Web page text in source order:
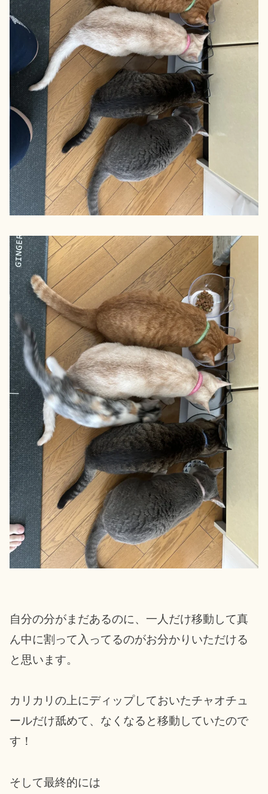
自分の分がまだあるのに、一人だけ移動して真
ん中に割って入ってるのがお分かりいただける
と思います。
カリカリの上にディップしておいたチャオチュ
ールだけ舐めて、なくなると移動していたので
す！
そして最終的には